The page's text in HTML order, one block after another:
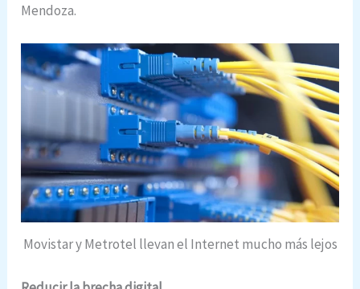
Mendoza.
Movistar y Metrotel llevan el Internet mucho más lejos